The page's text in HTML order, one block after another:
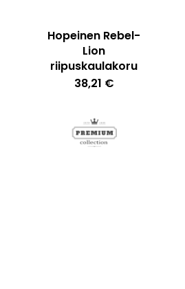
Ostoskori on tyhjä.
Hopeinen Rebel-
Lion
riipuskaulakoru
38,21 €